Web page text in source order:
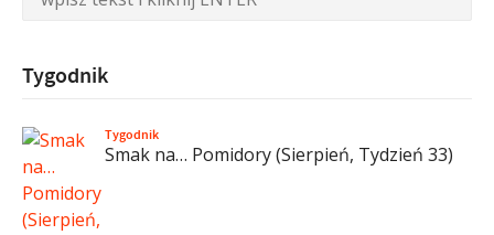
Tygodnik
Tygodnik
Smak na… Pomidory (Sierpień, Tydzień 33)